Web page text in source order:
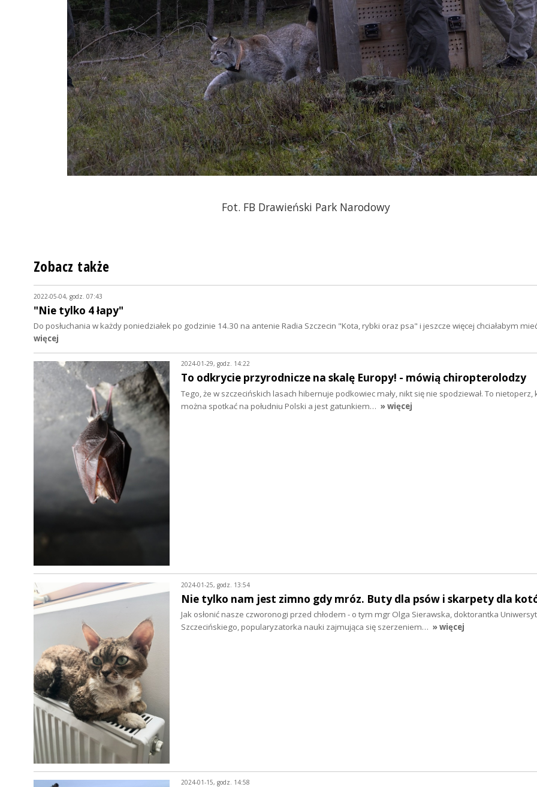
Fot. FB Drawieński Park Narodowy
Zobacz także
2022-05-04, godz. 07:43
"Nie tylko 4 łapy"
Do posłuchania w każdy poniedziałek po godzinie 14.30 na antenie Radia Szczecin "Kota, rybki oraz psa" i jeszcze więcej chciałabym
więcej
2024-01-29, godz. 14:22
To odkrycie przyrodnicze na skalę Europy! - mówią chiropterolodzy
Tego, że w szczecińskich lasach hibernuje podkowiec mały, nikt się nie spodziewał. To nietoperz,
można spotkać na południu Polski a jest gatunkiem… » więcej
2024-01-25, godz. 13:54
Nie tylko nam jest zimno gdy mróz. Buty dla psów i skarpety dla
Jak osłonić nasze czworonogi przed chłodem - o tym mgr Olga Sierawska, doktorantka
Szczecińskiego, popularyzatorka nauki zajmująca się szerzeniem… » więcej
2024-01-15, godz. 14:58